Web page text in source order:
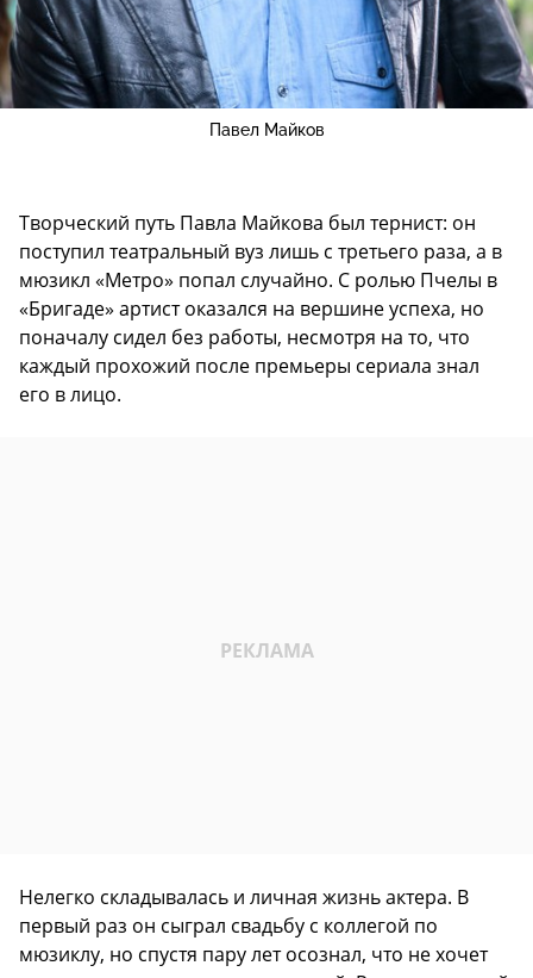
Павел Майков
Творческий путь Павла Майкова был тернист: он
поступил театральный вуз лишь с третьего раза, а в
мюзикл «Метро» попал случайно. С ролью Пчелы в
«Бригаде» артист оказался на вершине успеха, но
поначалу сидел без работы, несмотря на то, что
каждый прохожий после премьеры сериала знал
его в лицо.
Нелегко складывалась и личная жизнь актера. В
первый раз он сыграл свадьбу с коллегой по
мюзиклу, но спустя пару лет осознал, что не хочет